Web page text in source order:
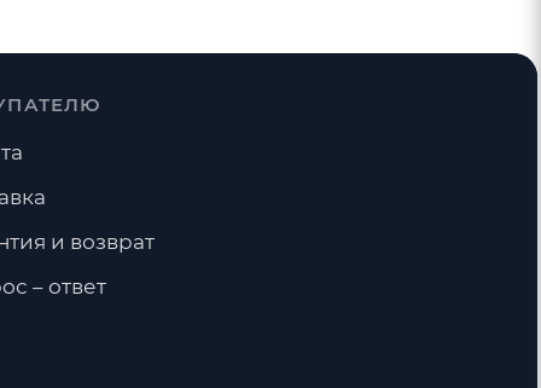
и возврат
– ответ